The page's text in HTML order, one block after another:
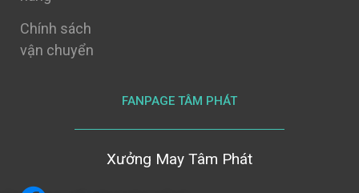
Chính sách
vận chuyển
FANPAGE TÂM PHÁT
Xưởng May Tâm Phát